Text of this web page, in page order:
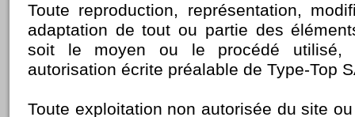
Toute reproduction, représentation,
adaptation de tout ou partie des
soit le moyen ou le procédé utilisé,
autorisation écrite préalable de Type-Top
Toute exploitation non autorisée du site